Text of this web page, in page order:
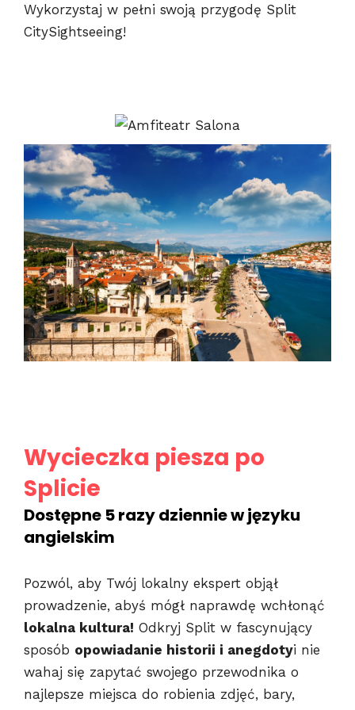
Wykorzystaj w pełni swoją przygodę Split
CitySightseeing!
Wycieczka piesza po
Splicie
Dostępne 5 razy dziennie w języku
angielskim
Pozwól, aby Twój lokalny ekspert objął
prowadzenie, abyś mógł naprawdę wchłonąć
lokalna kultura! Odkryj Split w fascynujący
sposób opowiadanie historii i anegdotyi nie
wahaj się zapytać swojego przewodnika o
najlepsze miejsca do robienia zdjęć, bary,